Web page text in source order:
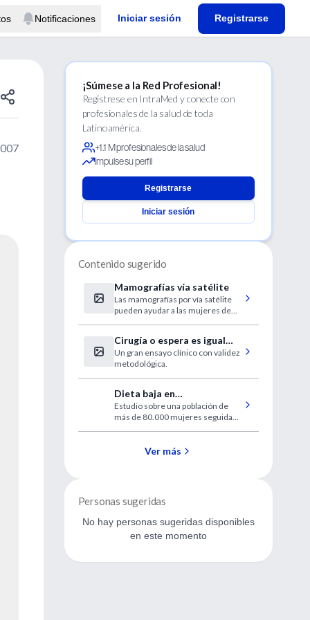
Notificaciones Iniciar sesión Registrarse
¡Súmese a la Red Profesional!
Regístrese en IntraMed y conecte con
profesionales de la salud de toda
Latinoamérica.
+1.1 M profesionales de la salud
Impulse su perfil
Registrarse
Iniciar sesión
Contenido sugerido
Mamografías vía satélite
Las mamografías por vía satélite
pueden ayudar a las mujeres de
Cirugía o espera es igual
para la hernia de disco
Un gran ensayo clínico con validez
metodológica.
Dieta baja en
carbohidratos y riesgo
coronario en mujeres
Estudio sobre una población de
más de 80.000 mujeres seguidas
Ver más
Personas sugeridas
No hay personas sugeridas disponibles
en este momento